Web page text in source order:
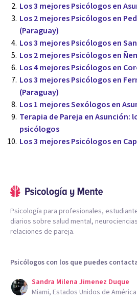
Los 3 mejores Psicólogos en
Los 2 mejores Psicólogos en
(Paraguay)
Los 3 mejores Psicólogos en
Los 2 mejores Psicólogos en
Los 4 mejores Psicólogos en
Los 3 mejores Psicólogos en
(Paraguay)
Los 1 mejores Sexólogos en
Terapia de Pareja en Asunción:
psicólogos
Los 3 mejores Psicólogos en
Psicología para profesionales,
diarios sobre salud mental,
relaciones de pareja.
Psicólogos con los que puedes
Sandra Milena Jimenez Duque
Miami, Estados Unidos de América